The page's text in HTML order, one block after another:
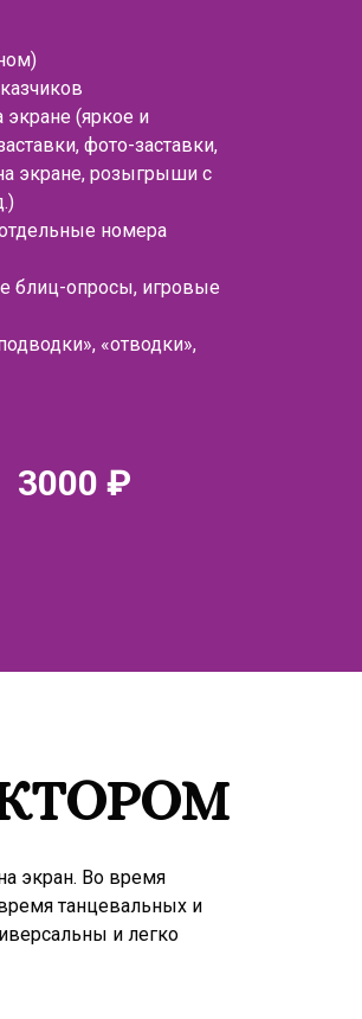
(яркое и
фото-заставки,
экране, розыгрыши с
номера
блиц-опросы, игровые
«отводки»,
3000 ₽
экран. Во время
танцевальных и
и легко